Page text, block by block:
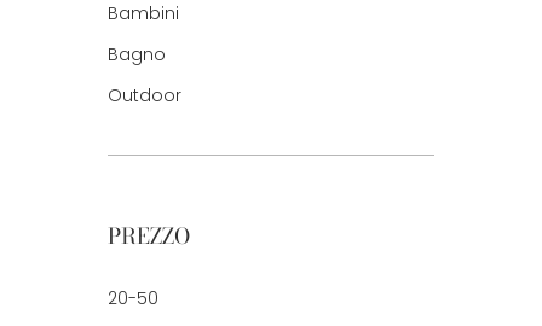
Bambini
Bagno
Outdoor
PREZZO
20-50